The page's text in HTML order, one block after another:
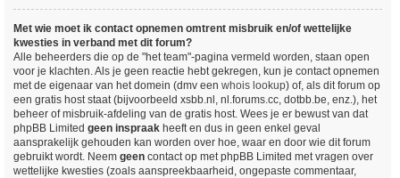
Met wie moet ik contact opnemen omtrent misbruik en/of wettelijke
kwesties in verband met dit forum?
Alle beheerders die op de "het team"-pagina vermeld worden, staan open
voor je klachten. Als je geen reactie hebt gekregen, kun je contact opnemen
met de eigenaar van het domein (dmv een whois lookup) of, als dit forum op
een gratis host staat (bijvoorbeeld xsbb.nl, nl.forums.cc, dotbb.be, enz.), het
beheer of misbruik-afdeling van de gratis host. Wees je er bewust van dat
phpBB Limited geen inspraak heeft en dus in geen enkel geval
aansprakelijk gehouden kan worden over hoe, waar en door wie dit forum
gebruikt wordt. Neem geen contact op met phpBB Limited met vragen over
wettelijke kwesties (zoals aanspreekbaarheid, ongepaste commentaar,